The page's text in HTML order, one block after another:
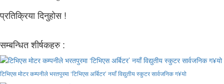
प्रतिक्रिया दिनुहोस !
सम्बन्धित शीर्षकहरु :
टिभिएस मोटर कम्पनीले भरतपुरमा ‘टिभिएस अर्बिटर’ नयाँ विद्युतीय स्कुटर सार्वजनिक ग¥यो